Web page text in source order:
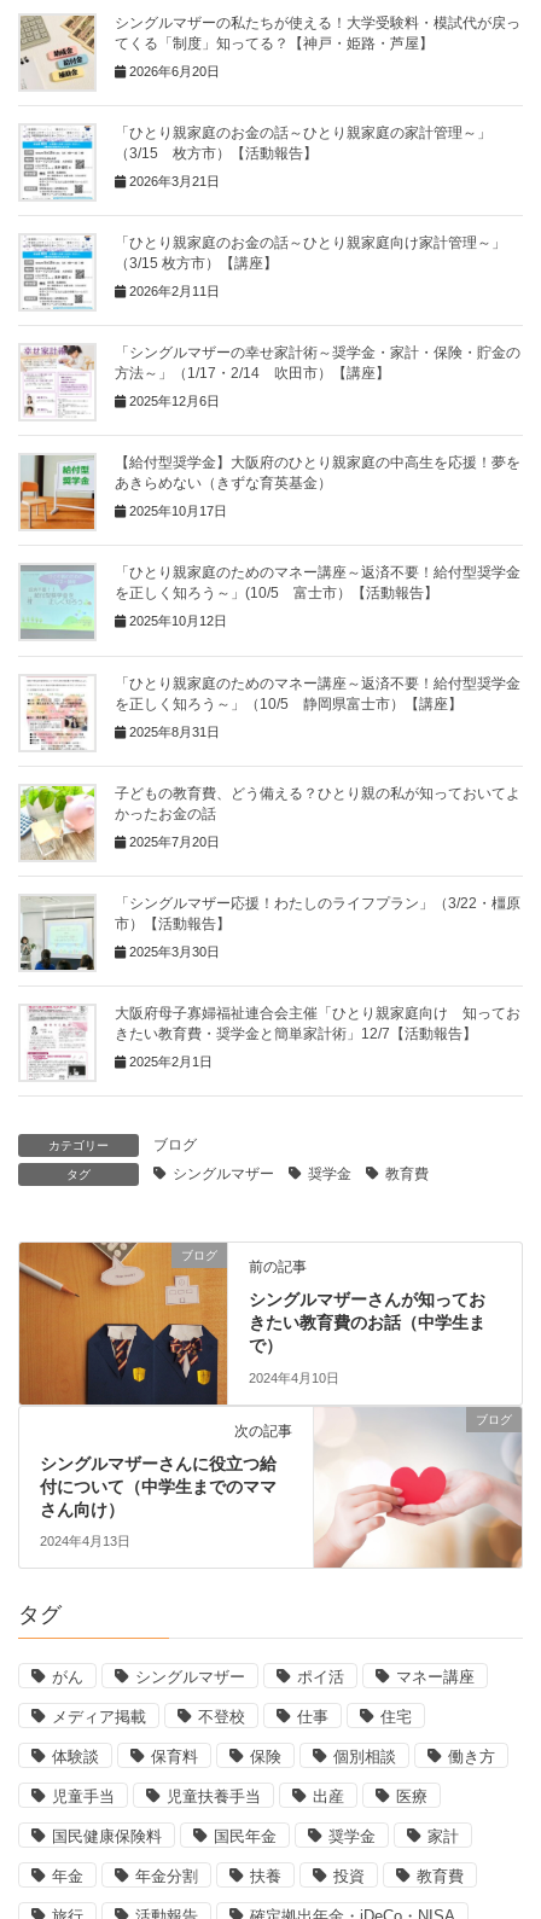
シングルマザーの私たちが使える！大学受験料・模試代が戻っ
てくる「制度」知ってる？【神戸・姫路・芦屋】
2026年6月20日
「ひとり親家庭のお金の話～ひとり親家庭の家計管理～」
（3/15 枚方市）【活動報告】
2026年3月21日
「ひとり親家庭のお金の話～ひとり親家庭向け家計管理～」
（3/15 枚方市）【講座】
2026年2月11日
「シングルマザーの幸せ家計術～奨学金・家計・保険・貯金の
方法～」（1/17・2/14 吹田市）【講座】
2025年12月6日
【給付型奨学金】大阪府のひとり親家庭の中高生を応援！夢を
あきらめない（きずな育英基金）
2025年10月17日
「ひとり親家庭のためのマネー講座～返済不要！給付型奨学金
を正しく知ろう～」(10/5 富士市）【活動報告】
2025年10月12日
「ひとり親家庭のためのマネー講座～返済不要！給付型奨学金
を正しく知ろう～」（10/5 静岡県富士市）【講座】
2025年8月31日
子どもの教育費、どう備える？ひとり親の私が知っておいてよ
かったお金の話
2025年7月20日
「シングルマザー応援！わたしのライフプラン」（3/22・橿原
市）【活動報告】
2025年3月30日
大阪府母子寡婦福祉連合会主催「ひとり親家庭向け 知ってお
きたい教育費・奨学金と簡単家計術」12/7【活動報告】
2025年2月1日
カテゴリー ブログ
タグ シングルマザー 奨学金 教育費
ブログ
前の記事
シングルマザーさんが知ってお
きたい教育費のお話（中学生ま
で）
2024年4月10日
ブログ
次の記事
シングルマザーさんに役立つ給
付について（中学生までのママ
さん向け）
2024年4月13日
タグ
がん シングルマザー ポイ活 マネー講座
メディア掲載 不登校 仕事 住宅
体験談 保育料 保険 個別相談 働き方
児童手当 児童扶養手当 出産 医療
国民健康保険料 国民年金 奨学金 家計
年金 年金分割 扶養 投資 教育費